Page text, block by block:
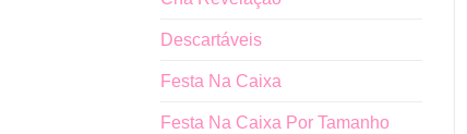
Descartáveis
Festa Na Caixa
Festa Na Caixa Por Tamanho